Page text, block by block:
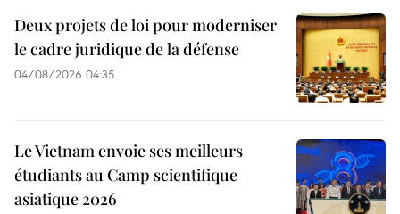
Deux projets de loi pour moderniser
le cadre juridique de la défense
04/08/2026 04:35
Le Vietnam envoie ses meilleurs
étudiants au Camp scientifique
asiatique 2026